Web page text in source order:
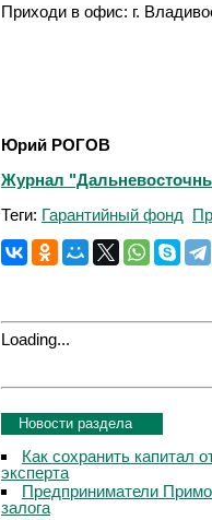
Приходи в офис: г.
Юрий РОГОВ
Журнал
Теги: Гарантийный фонд
Loading...
Новости раздела
Как сохранить капитал
эксперта
Предприниматели
залога